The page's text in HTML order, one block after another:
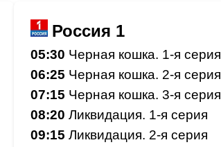
Россия 1
05:30 Черная кошка. 1-я серия
06:25 Черная кошка. 2-я серия
07:15 Черная кошка. 3-я серия
08:20 Ликвидация. 1-я серия
09:15 Ликвидация. 2-я серия